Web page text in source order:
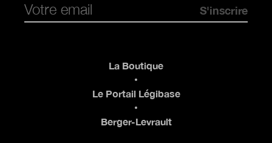
La Boutique
Le Portail Légibase
Berger-Levrault